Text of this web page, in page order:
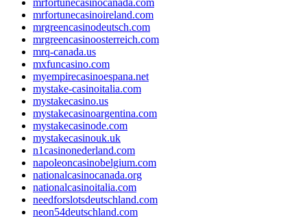
mrfortunecasinocanada.com
mrfortunecasinoireland.com
mrgreencasinodeutsch.com
mrgreencasinoosterreich.com
mrq-canada.us
mxfuncasino.com
myempirecasinoespana.net
mystake-casinoitalia.com
mystakecasino.us
mystakecasinoargentina.com
mystakecasinode.com
mystakecasinouk.uk
n1casinonederland.com
napoleoncasinobelgium.com
nationalcasinocanada.org
nationalcasinoitalia.com
needforslotsdeutschland.com
neon54deutschland.com